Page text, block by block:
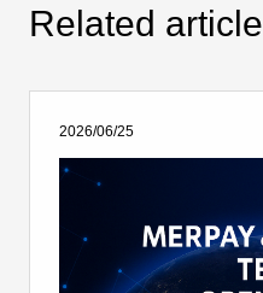
Related article
2026/06/25